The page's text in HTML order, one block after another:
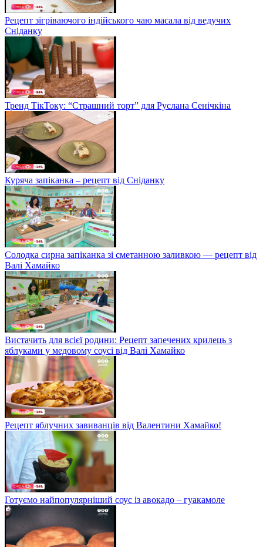
Рецепт зігріваючого індійського чаю масала від ведучих
Сніданку
Тренд ТікТоку: “Страшний торт” для Руслана Сенічкіна
Куряча запіканка – рецепт від Сніданку
Солодка сирна запіканка зі сметанною заливкою — рецепт від
Валі Хамайко
Вистачить для всієї родини: Рецепт запечених крилець з
яблуками у медовому соусі від Валі Хамайко
Рецепт яблучних завиванців від Валентини Хамайко!
Готуємо найпопулярніший соус із авокадо – гуакамоле